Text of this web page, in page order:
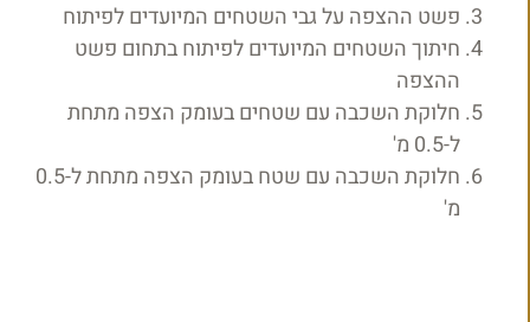
פשט ההצפה על גבי השטחים המיועדים לפיתוח
חיתוך השטחים המיועדים לפיתוח בתחום פשט
ההצפה
חלוקת השכבה עם שטחים בעומק הצפה מתחת
ל-0.5 מ'
חלוקת השכבה עם שטח בעומק הצפה מתחת ל-0.5
מ'